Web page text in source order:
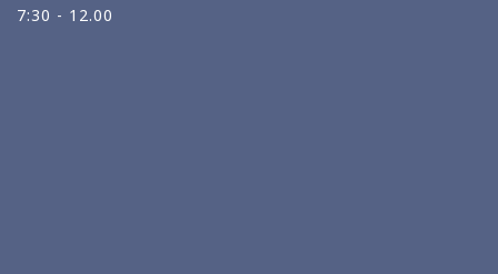
7:30 - 12.00